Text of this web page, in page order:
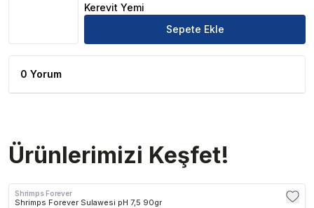
Kerevit Yemi
Sepete Ekle
0 Yorum
Ürünlerimizi Keşfet!
Shrimps Forever
Shrimps Forever Sulawesi pH 7,5 90gr